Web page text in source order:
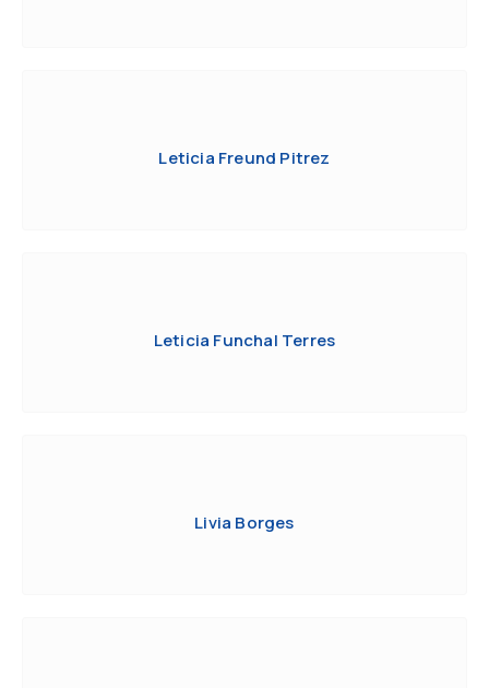
Leticia Freund Pitrez
Leticia Funchal Terres
Livia Borges